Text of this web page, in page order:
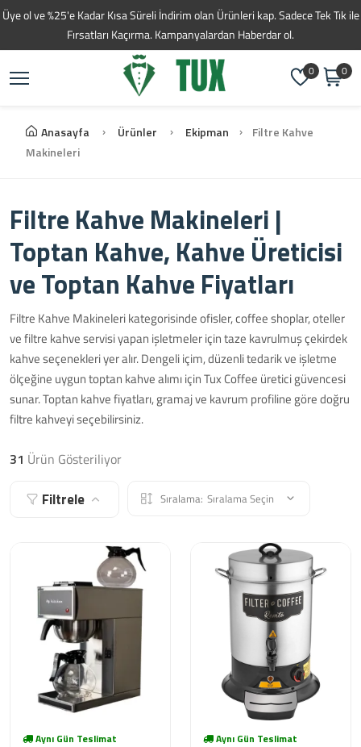
Üye ol ve %25'e Kadar Kısa Süreli İndirim olan Ürünleri kap. Sadece Tek Tık ile
Fırsatları Kaçırma. Kampanyalardan Haberdar ol.
0 0
Anasayfa Ürünler Ekipman
Filtre Kahve
Makineleri
Filtre Kahve Makineleri |
Toptan Kahve, Kahve Üreticisi
ve Toptan Kahve Fiyatları
Filtre Kahve Makineleri kategorisinde ofisler, coffee shoplar, oteller
ve filtre kahve servisi yapan işletmeler için taze kavrulmuş çekirdek
kahve seçenekleri yer alır. Dengeli içim, düzenli tedarik ve işletme
ölçeğine uygun toptan kahve alımı için Tux Coffee üretici güvencesi
sunar. Toptan kahve fiyatları, gramaj ve kavrum profiline göre doğru
filtre kahveyi seçebilirsiniz.
31 Ürün Gösteriliyor
Filtrele Sıralama: Sıralama Seçin
Aynı Gün Teslimat Aynı Gün Teslimat